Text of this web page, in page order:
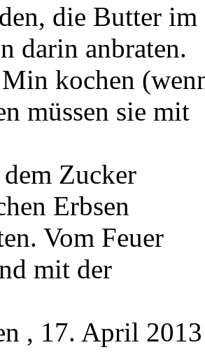
die Butter im
darin anbraten.
kochen
müssen sie mit
Zucker
Erbsen
Vom Feuer
mit der
, 17. April 2013